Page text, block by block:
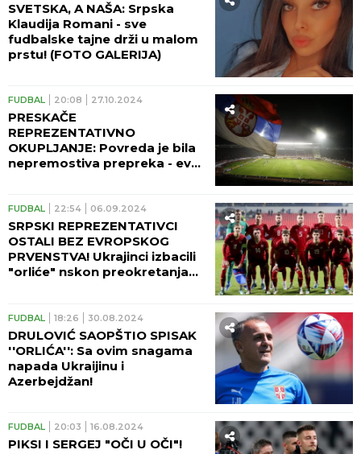
SVETSKA, A NAŠA: Srpska
Klaudija Romani - sve
fudbalske tajne drži u malom
prstu! (FOTO GALERIJA)
FUDBAL 20:08 27.10.2024
PRESKAČE
REPREZENTATIVNO
OKUPLJANJE: Povreda je bila
nepremostiva prepreka - evo
FUDBAL 22:54 06.09.2024
SRPSKI REPREZENTATIVCI
OSTALI BEZ EVROPSKOG
PRVENSTVA! Ukrajinci izbacili
"orliće" nskon preokretanja
FUDBAL 18:26 30.08.2024
DRULOVIĆ SAOPŠTIO SPISAK
''ORLIĆA'': Sa ovim snagama
napada Ukraijinu i
Azerbejdžan!
FUDBAL 20:03 16.08.2024
PIKSI I SERGEJ "OČI U OČI"!